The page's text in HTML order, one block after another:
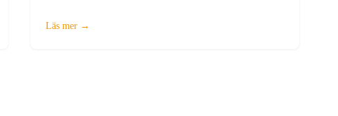
jeweils ausgestattet mit…